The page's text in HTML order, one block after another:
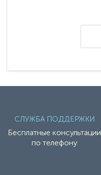
СЛУЖБА ПОДДЕРЖКИ
Бесплатные консультации
по телефону